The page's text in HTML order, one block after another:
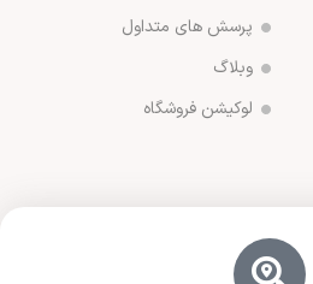
پرسش های متداول
وبلاگ
لوکیشن فروشگاه